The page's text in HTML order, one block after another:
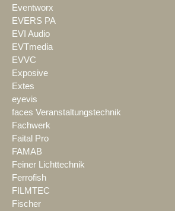
Eventworx
EVERS PA
EVI Audio
EVTmedia
EVVC
Exposive
Extes
eyevis
faces Veranstaltungstechnik
Fachwerk
Faital Pro
FAMAB
Feiner Lichttechnik
Ferrofish
FILMTEC
Fischer